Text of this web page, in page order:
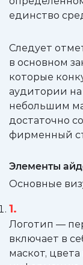
единство
Следует
в основном
которые
аудитории
небольшим
достаточно
фирменный
Элементы
Основные
Логотип —
включает в
маскот,